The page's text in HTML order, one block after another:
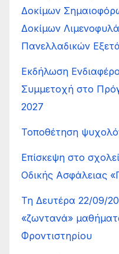
Δοκίμων
Δοκίμων
Πανελλαδικών
Εκδήλωση
Συμμετοχή στο
2027
Τοποθέτηση
Επίσκεψη στο
Οδικής Ασφάλειας
Τη Δευτέρα 22/09/
«ζωντανά»
Φροντιστηρίου